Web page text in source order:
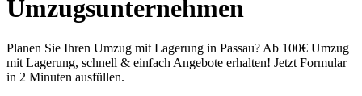
Umzugsunternehmen
Planen Sie Ihren Umzug mit Lagerung in Passau? Ab 100€ Umzug
mit Lagerung, schnell & einfach Angebote erhalten! Jetzt Formular
in 2 Minuten ausfüllen.